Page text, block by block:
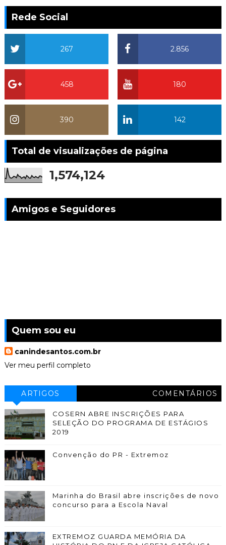
Rede Social
2.856
267
180
458
142
390
Total de visualizações de página
1,574,124
Amigos e Seguidores
Quem sou eu
canindesantos.com.br
Ver meu perfil completo
ARTIGOS COMENTÁRIOS
COSERN ABRE INSCRIÇÕES PARA
SELEÇÃO DO PROGRAMA DE ESTÁGIOS
2019
Convenção do PR - Extremoz
Marinha do Brasil abre inscrições de novo
concurso para a Escola Naval
EXTREMOZ GUARDA MEMÓRIA DA